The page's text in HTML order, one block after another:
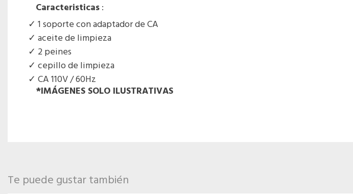
Caracteristicas:
1 soporte con adaptador de CA
aceite de limpieza
2 peines
cepillo de limpieza
CA 110V / 60Hz
*IMÁGENES SOLO ILUSTRATIVAS
Te puede gustar también